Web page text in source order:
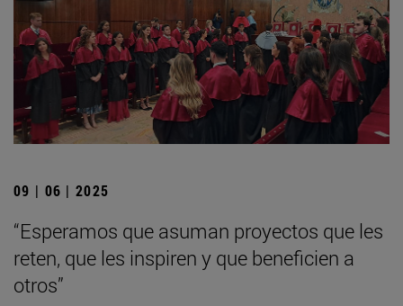
09 | 06 | 2025
“Esperamos que asuman proyectos que les
reten, que les inspiren y que beneficien a
otros”